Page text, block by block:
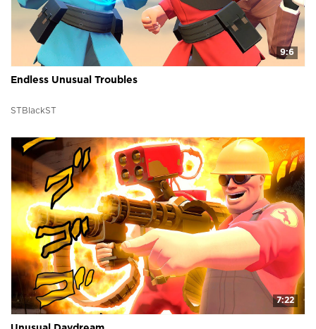
9:6
Endless Unusual Troubles
STBlackST
7:22